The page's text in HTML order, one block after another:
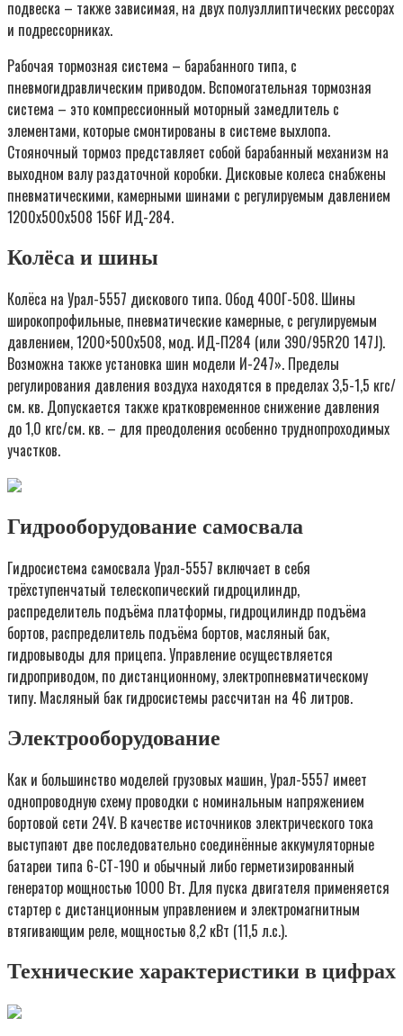
подвеска – также зависимая, на двух полуэллиптических рессорах
и подрессорниках.
Рабочая тормозная система – барабанного типа, с
пневмогидравлическим приводом. Вспомогательная тормозная
система – это компрессионный моторный замедлитель с
элементами, которые смонтированы в системе выхлопа.
Стояночный тормоз представляет собой барабанный механизм на
выходном валу раздаточной коробки. Дисковые колеса снабжены
пневматическими, камерными шинами с регулируемым давлением
1200х500х508 156F ИД-284.
Колёса и шины
Колёса на Урал-5557 дискового типа. Обод 400Г-508. Шины
широкопрофильные, пневматические камерные, с регулируемым
давлением, 1200×500х508, мод. ИД-П284 (или 390/95R20 147J).
Возможна также установка шин модели И-247». Пределы
регулирования давления воздуха находятся в пределах 3,5-1,5 кгс/
см. кв. Допускается также кратковременное снижение давления
до 1,0 кгс/см. кв. – для преодоления особенно труднопроходимых
участков.
Гидрооборудование самосвала
Гидросистема самосвала Урал-5557 включает в себя
трёхступенчатый телескопический гидроцилиндр,
распределитель подъёма платформы, гидроцилиндр подъёма
бортов, распределитель подъёма бортов, масляный бак,
гидровыводы для прицепа. Управление осуществляется
гидроприводом, по дистанционному, электропневматическому
типу. Масляный бак гидросистемы рассчитан на 46 литров.
Электрооборудование
Как и большинство моделей грузовых машин, Урал-5557 имеет
однопроводную схему проводки с номинальным напряжением
бортовой сети 24V. В качестве источников электрического тока
выступают две последовательно соединённые аккумуляторные
батареи типа 6-CT-190 и обычный либо герметизированный
генератор мощностью 1000 Вт. Для пуска двигателя применяется
стартер с дистанционным управлением и электромагнитным
втягивающим реле, мощностью 8,2 кВт (11,5 л.с.).
Технические характеристики в цифрах